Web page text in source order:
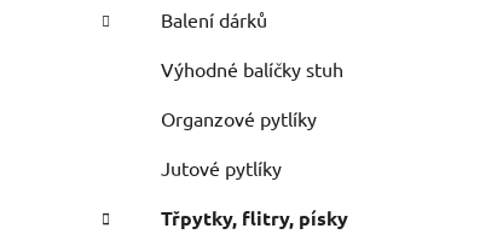
Balení dárků
Výhodné balíčky stuh
Organzové pytlíky
Jutové pytlíky
Třpytky, flitry, písky